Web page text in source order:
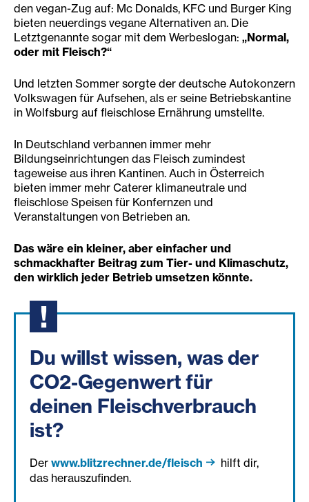
den vegan-Zug auf: Mc Donalds, KFC und Burger King
bieten neuerdings vegane Alternativen an. Die
Letztgenannte sogar mit dem Werbeslogan: „Normal,
oder mit Fleisch?“
Und letzten Sommer sorgte der deutsche Autokonzern
Volkswagen für Aufsehen, als er seine Betriebskantine
in Wolfsburg auf fleischlose Ernährung umstellte.
In Deutschland verbannen immer mehr
Bildungseinrichtungen das Fleisch zumindest
tageweise aus ihren Kantinen. Auch in Österreich
bieten immer mehr Caterer klimaneutrale und
fleischlose Speisen für Konfernzen und
Veranstaltungen von Betrieben an.
Das wäre ein kleiner, aber einfacher und
schmackhafter Beitrag zum Tier- und Klimaschutz,
den wirklich jeder Betrieb umsetzen könnte.
Du willst wissen, was der
CO2-Gegenwert für
deinen Fleischverbrauch
ist?
Der www.blitzrechner.de/fleisch
hilft dir,
das herauszufinden.